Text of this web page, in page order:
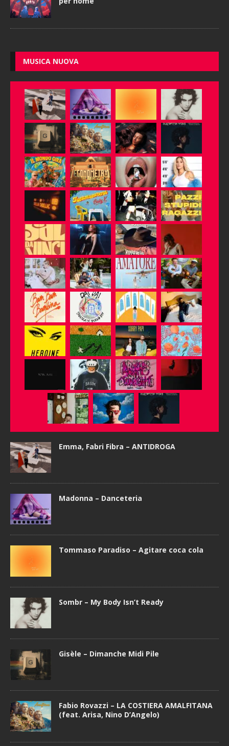
MUSICA NUOVA
Emma, Fabri Fibra – ANTIDROGA
Madonna – Danceteria
Tommaso Paradiso – Agitare coca cola
Sombr – My Body Isn’t Ready
Gisèle – Dimanche Midi Pile
Fabio Rovazzi – LA COSTIERA AMALFITANA
(feat. Arisa, Nino D’Angelo)